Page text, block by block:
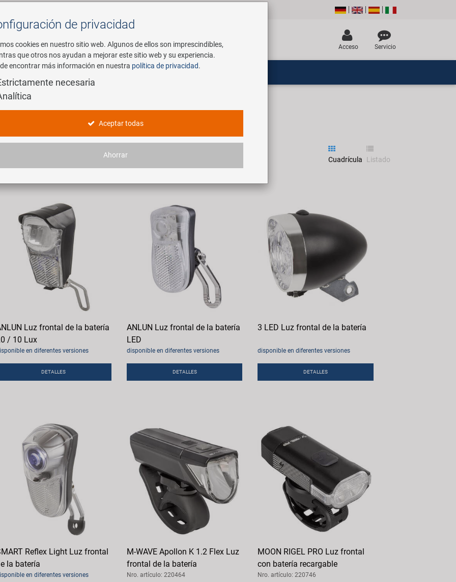
Buscar
Acceso Servicio
Servicio
Frontlichter
Cuadrícula Listado
Luz frontal de la batería
/ 10 Lux
en diferentes versiones
DETALLES
ANLUN Luz frontal de la batería
LED
disponible en diferentes versiones
DETALLES
3 LED Luz frontal de la batería
disponible en diferentes versiones
DETALLES
Reflex Light Luz frontal
la batería
en diferentes versiones
M-WAVE Apollon K 1.2 Flex Luz
frontal de la batería
Nro. artículo: 220464
MOON RIGEL PRO Luz frontal
con batería recargable
Nro. artículo: 220746
de privacidad
cookies en nuestro sitio web. Algunos de ellos son imprescindibles,
que otros nos ayudan a mejorar este sitio web y su experiencia.
encontrar más información en nuestra política de privacidad.
necesaria
Aceptar todas
Ahorrar